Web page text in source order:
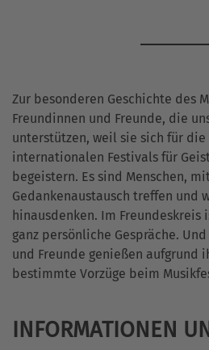
Zur besonderen Geschichte des
Freundinnen und Freunde, die
unterstützen, weil sie sich für
internationalen Festivals für
begeistern. Es sind Menschen,
Gedankenaustausch treffen und
hinausdenken. Im
ganz persönliche Gespräche.
und Freunde genießen aufgrund
bestimmte Vorzüge beim
INFORMATIONEN